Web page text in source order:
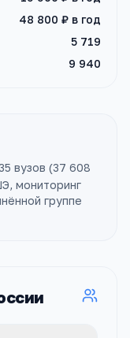
48 800 ₽ в год
5 719
9 940
вузов (37 608
мониторинг
группе